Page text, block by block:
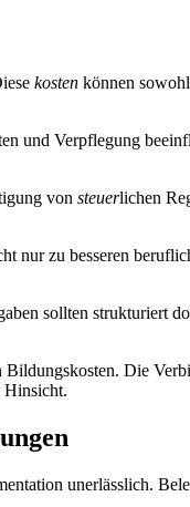
kosten können
und Verpflegung
von steuerlichen
zu besseren
sollten strukturiert
Die
Hinsicht.
unerlässlich.